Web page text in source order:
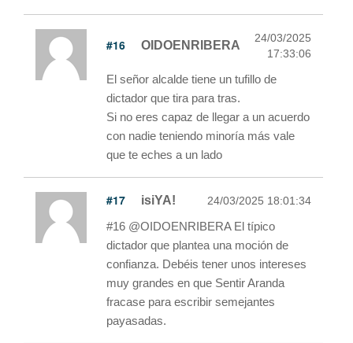
#16 OIDOENRIBERA
24/03/2025
17:33:06
El señor alcalde tiene un tufillo de
dictador que tira para tras.
Si no eres capaz de llegar a un acuerdo
con nadie teniendo minoría más vale
que te eches a un lado
#17 isiYA! 24/03/2025 18:01:34
#16 @OIDOENRIBERA El típico
dictador que plantea una moción de
confianza. Debéis tener unos intereses
muy grandes en que Sentir Aranda
fracase para escribir semejantes
payasadas.